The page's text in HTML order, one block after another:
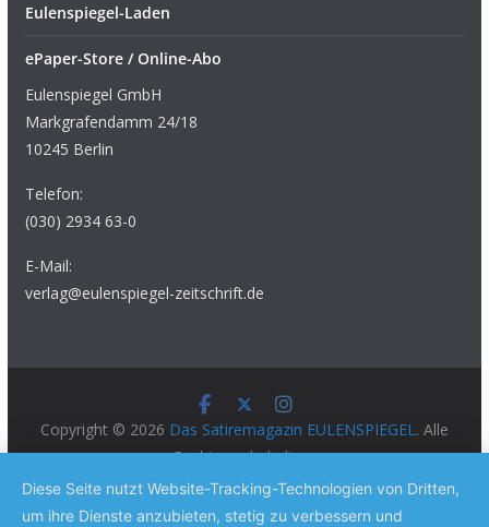
Eulenspiegel-Laden
ePaper-Store / Online-Abo
Eulenspiegel GmbH
Markgrafendamm 24/18
10245 Berlin
Telefon:
(030) 2934 63-0
E-Mail:
verlag@eulenspiegel-zeitschrift.de
Copyright © 2026 Das Satiremagazin EULENSPIEGEL . Alle
Rechte vorbehalten.
Theme:ColorMag Pro von ThemeGrill. Präsentiert von
WordPress.
Diese Seite nutzt Website-Tracking-Technologien von Dritten,
um ihre Dienste anzubieten, stetig zu verbessern und